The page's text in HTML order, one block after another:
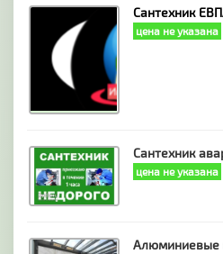
Сантехник
цена не указана
Сантехник
цена не указана
Алюминиевые